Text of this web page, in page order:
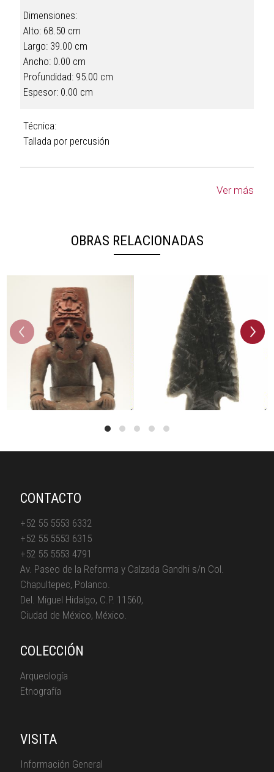
Dimensiones:
Alto: 68.50 cm
Largo: 39.00 cm
Ancho: 0.00 cm
Profundidad: 95.00 cm
Espesor: 0.00 cm
Técnica:
Tallada por percusión
Ver más
OBRAS RELACIONADAS
prev next
CONTACTO
+52 55 5553 6332
+52 55 5553 6315
+52 55 5553 4791
Av. Paseo de la Reforma y Calzada Gandhi s/n Col.
Chapultepec, Polanco.
Del. Miguel Hidalgo, C.P. 11560,
Ciudad de México, México.
COLECCIÓN
Arqueología
Etnografía
VISITA
Información General